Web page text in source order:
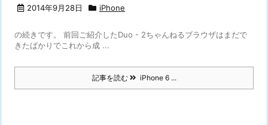
2014年9月28日 iPhone
の続きです。 前回ご紹介したDuo - 2ちゃんねるブラウザはまだで
きたばかりでこれから成 ...
記事を読む iPhone 6 ...